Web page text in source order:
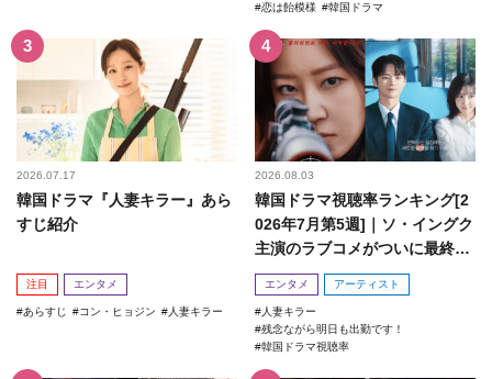
恋は飴模様
韓国ドラマ
2026.07.17
韓国ドラマ『人妻キラー』あら
すじ紹介
注目 エンタメ
あらすじ コン・ヒョジン 人妻キラー
2026.08.03
韓国ドラマ視聴率ランキング[2
026年7月第5週]｜ソ・イングク
主演のラブコメがついに最終
回！
エンタメ アーティスト
人妻キラー
残念ながら明日も出勤です！
韓国ドラマ視聴率